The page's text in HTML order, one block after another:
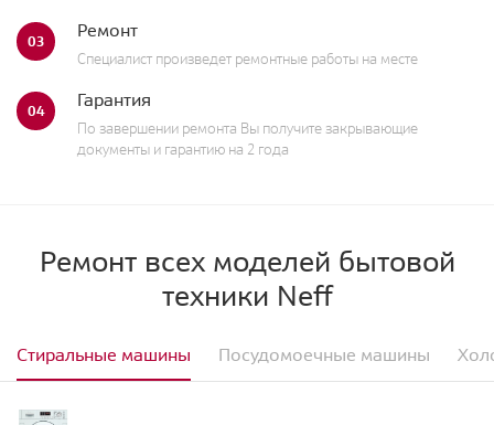
03 Ремонт
Специалист произведет ремонтные работы на месте
04 Гарантия
По завершении ремонта Вы получите закрывающие
документы и гарантию на 2 года
Ремонт всех моделей бытовой
техники Neff
Стиральные машины Посудомоечные машины